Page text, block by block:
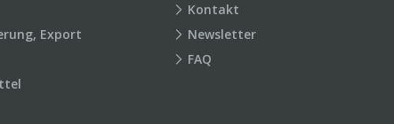
Export
Kontakt
Newsletter
FAQ